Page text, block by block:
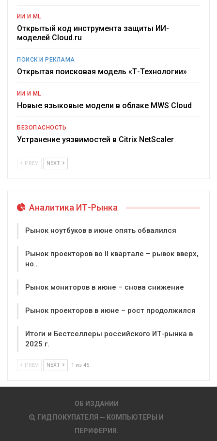
ИИ И ML
Открытый код инструмента защиты ИИ-
моделей Cloud.ru
ПОИСК И РЕКЛАМА
Открытая поисковая модель «Т-Технологии»
ИИ И ML
Новые языковые модели в облаке MWS Cloud
БЕЗОПАСНОСТЬ
Устранение уязвимостей в Citrix NetScaler
PREV NEXT
Аналитика ИТ-Рынка
Рынок ноутбуков в июне опять обвалился
Рынок проекторов во II квартале – рывок вверх,
но…
Рынок мониторов в июне – снова снижение
Рынок проекторов в июне – рост продолжился
Итоги и Бестселлеры российского ИТ-рынка в
2025 г.
PREV NEXT 1 из 45
ОБ ИЗДАНИИ
ГИД ПОКУПАТЕЛЯ — КОМПЬЮТЕРЫ И
ПЕРИФЕРИЯ.